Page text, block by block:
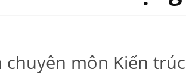
chuyên môn Kiến